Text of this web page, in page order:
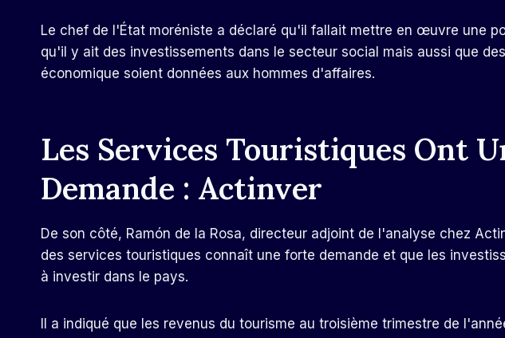
Le chef de l'État moréniste a déclaré qu'il fallait mettre en œuvre une
qu'il y ait des investissements dans le secteur social mais aussi que
économique soient données aux hommes d'affaires.
Les Services Touristiques Ont
Demande : Actinver
De son côté, Ramón de la Rosa, directeur adjoint de l'analyse chez
des services touristiques connaît une forte demande et que les
à investir dans le pays.
Il a indiqué que les revenus du tourisme au troisième trimestre de